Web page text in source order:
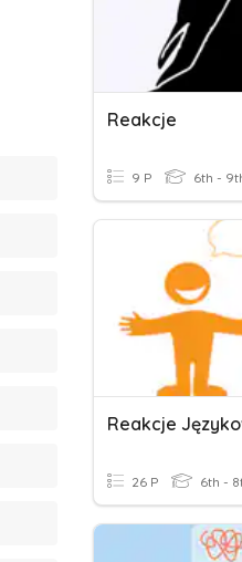
Reakcje
9 P 6th -
Reakcje
26 P 6th -